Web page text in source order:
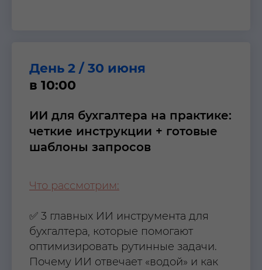
День 2 / 30 июня
в 10:00
ИИ для бухгалтера на практике:
четкие инструкции + готовые
шаблоны запросов
Что рассмотрим:
✅ 3 главных ИИ инструмента для
бухгалтера, которые помогают
оптимизировать рутинные задачи.
Почему ИИ отвечает «водой» и как